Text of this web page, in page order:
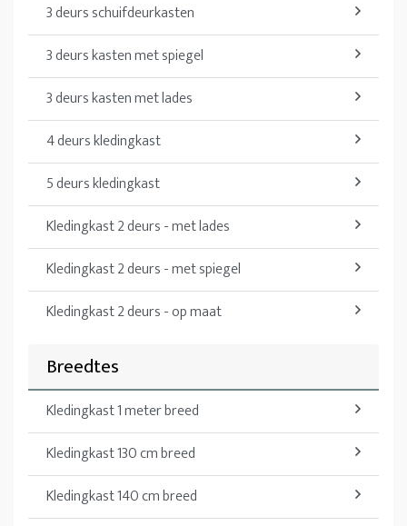
3 deurs schuifdeurkasten
3 deurs kasten met spiegel
3 deurs kasten met lades
4 deurs kledingkast
5 deurs kledingkast
Kledingkast 2 deurs - met lades
Kledingkast 2 deurs - met spiegel
Kledingkast 2 deurs - op maat
Breedtes
Kledingkast 1 meter breed
Kledingkast 130 cm breed
Kledingkast 140 cm breed